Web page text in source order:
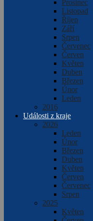
Prosinec
Listopad
Říjen
Září
Srpen
Červenec
Červen
Květen
Duben
Březen
Únor
Leden
2016
Události z kraje
2026
Leden
Únor
Březen
Duben
Květen
Červen
Červenec
Srpen
2025
Květen